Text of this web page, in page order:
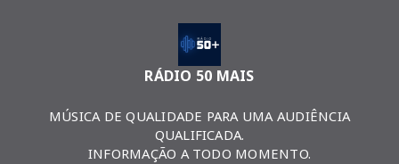
RÁDIO 50 MAIS
MÚSICA DE QUALIDADE PARA UMA AUDIÊNCIA
QUALIFICADA.
INFORMAÇÃO A TODO MOMENTO.